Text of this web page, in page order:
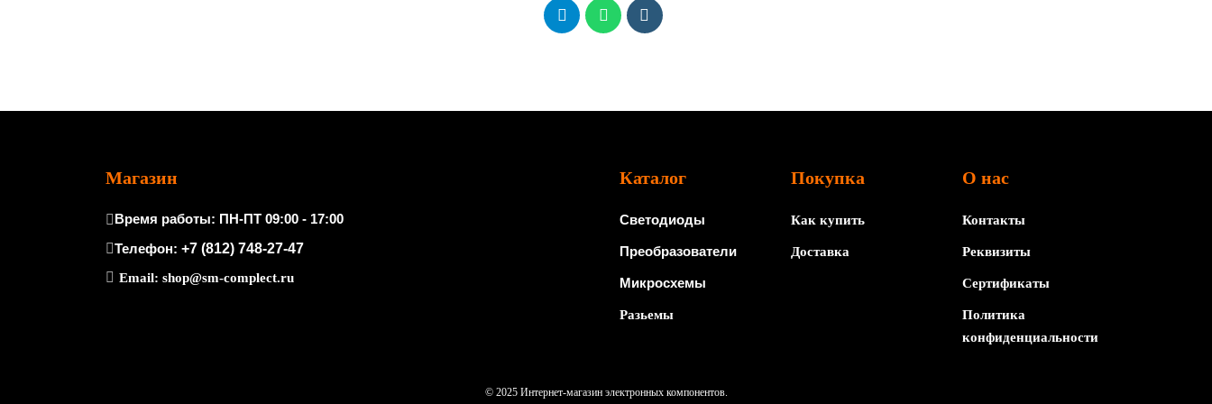
Магазин
Время работы: ПН-ПТ 09:00 - 17:00
Телефон: +7 (812) 748-27-47
Email: shop@sm-complect.ru
Каталог
Светодиоды
Преобразователи
Микросхемы
Разьемы
Покупка
Как купить
Доставка
О нас
Контакты
Реквизиты
Сертификаты
Политика
конфиденциальности
© 2025 Интернет-магазин электронных компонентов.